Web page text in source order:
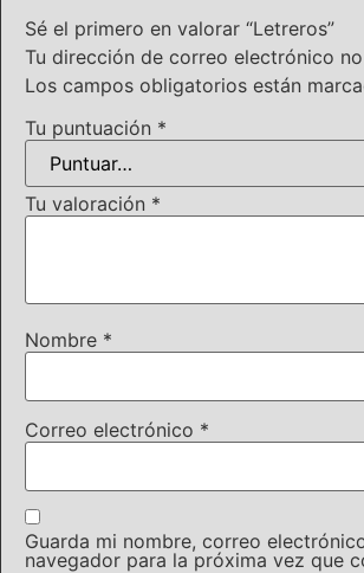
Sé el primero en valorar “Letreros”
Tu dirección de correo electrónico
Los campos obligatorios están
Tu puntuación *
Tu valoración *
Nombre *
Correo electrónico *
Guarda mi nombre, correo
navegador para la próxima vez que